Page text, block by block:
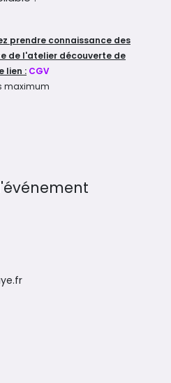
prendre connaissance des
de l'atelier découverte de
lien : CGV
maximum